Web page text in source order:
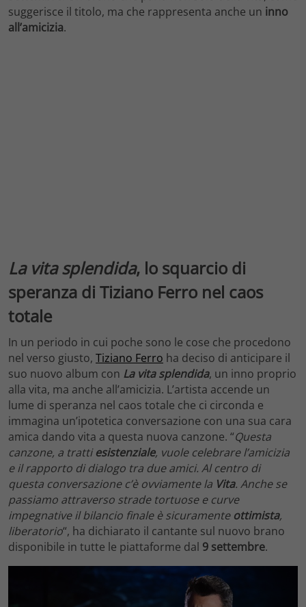
suggerisce il titolo, ma che rappresenta anche un inno
all’amicizia.
La vita splendida, lo squarcio di
speranza di Tiziano Ferro nel caos
totale
In un periodo in cui poche sono le cose che procedono
nel verso giusto, Tiziano Ferro ha deciso di anticipare il
suo nuovo album con La vita splendida, un inno proprio
alla vita, ma anche all’amicizia. L’artista accende un
lume di speranza nel caos totale che ci circonda e
immagina un’ipotetica conversazione con una sua cara
amica dando vita a questa nuova canzone. “Questa
canzone, a trattiesistenziale, vuole celebrare l’amicizia
e il rapporto di dialogo tra due amici. Al centro di
questa conversazione c’è ovviamente la Vita. Anche se
passiamo attraverso strade tortuose e curve
impegnative il bilancio finale è sicuramente ottimista,
liberatorio“, ha dichiarato il cantante sul nuovo brano
disponibile in tutte le piattaforme dal 9 settembre.